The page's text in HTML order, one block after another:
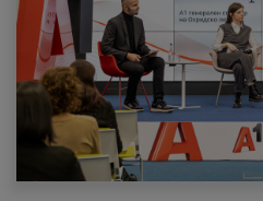
Приватни Деловни
Поддршка
Надополни кредит